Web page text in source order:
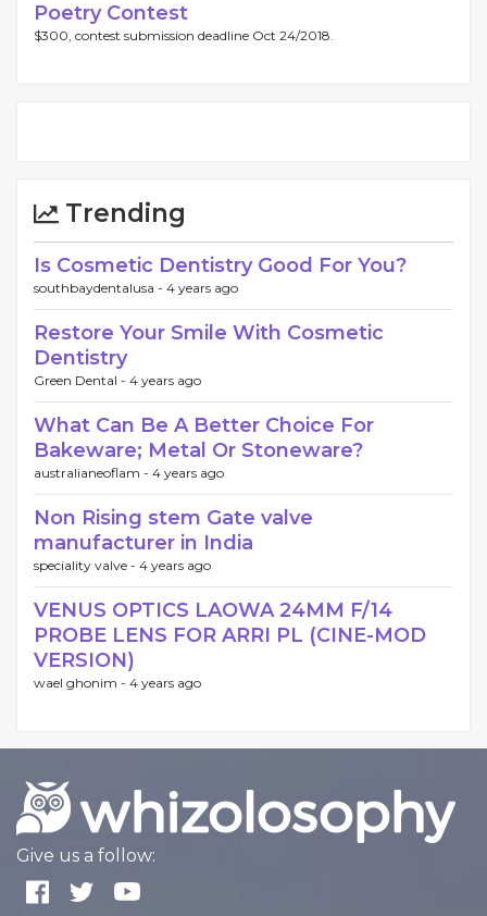
Poetry Contest
$300, contest submission deadline Oct 24/2018.
Trending
Is Cosmetic Dentistry Good For You?
southbaydentalusa - 4 years ago
Restore Your Smile With Cosmetic
Dentistry
Green Dental - 4 years ago
What Can Be A Better Choice For
Bakeware; Metal Or Stoneware?
australianeoflam - 4 years ago
Non Rising stem Gate valve
manufacturer in India
speciality valve - 4 years ago
VENUS OPTICS LAOWA 24MM F/14
PROBE LENS FOR ARRI PL (CINE-MOD
VERSION)
wael ghonim - 4 years ago
Give us a follow: